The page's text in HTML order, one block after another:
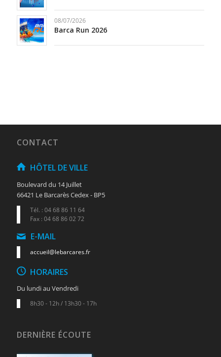
08/07/2026
Barca Run 2026
CONTACT
HÔTEL DE VILLE
Boulevard du 14 Juillet
66421 Le Barcarès Cedex - BP5
Tél. : 04 68 86 11 64
Fax : 04 68 86 02 72
E-MAIL
accueil@lebarcares.fr
HORAIRES
Du lundi au Vendredi
8h30 - 12h / 13h30 - 17h
DERNIÈRE ÉCOUTE